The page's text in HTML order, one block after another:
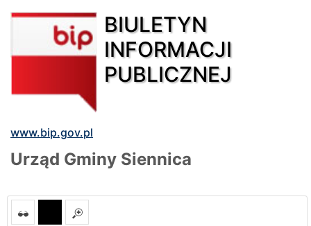
BIULETYN
INFORMACJI
PUBLICZNEJ
www.bip.gov.pl
Urząd Gminy Siennica